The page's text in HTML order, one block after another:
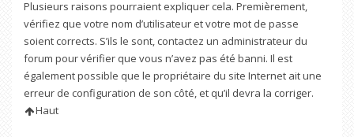
Plusieurs raisons pourraient expliquer cela. Premièrement,
vérifiez que votre nom d’utilisateur et votre mot de passe
soient corrects. S’ils le sont, contactez un administrateur du
forum pour vérifier que vous n’avez pas été banni. Il est
également possible que le propriétaire du site Internet ait une
erreur de configuration de son côté, et qu’il devra la corriger.
Haut